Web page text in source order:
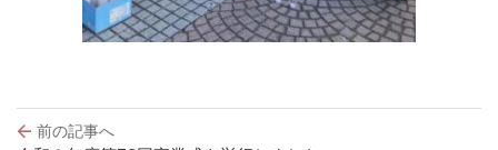
投
稿
前の記事へ